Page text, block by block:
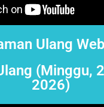
Ulang
(Minggu,
2026)